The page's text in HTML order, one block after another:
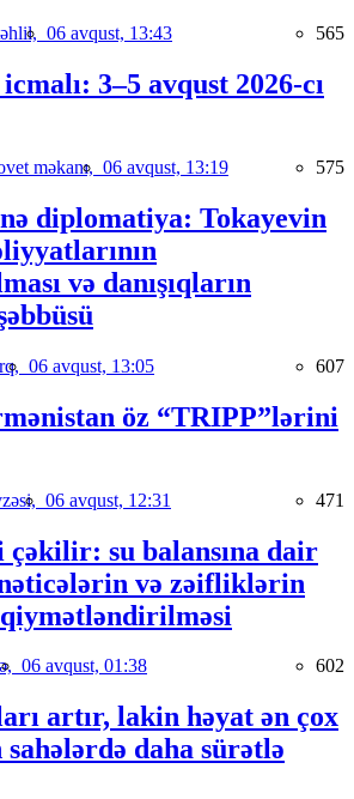
06 avqust, 13:43 565
3–5 avqust 2026-cı
məkanı, 06 avqust, 13:19 575
diplomatiya: Tokayevin
və danışıqların
06 avqust, 13:05 607
öz “TRIPP”lərini
06 avqust, 12:31 471
çəkilir: su balansına dair
və zəifliklərin
06 avqust, 01:38 602
artır, lakin həyat ən çox
sahələrdə daha sürətlə